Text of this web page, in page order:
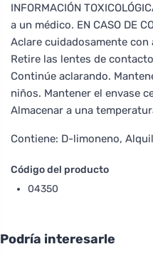
INFORMACIÓN
a un médico. EN CASO DE
Aclare cuidadosamente
Retire las lentes de
Continúe aclarando.
niños. Mantener el envase
Almacenar a una
Contiene: D-limoneno,
Código del producto
04350
Podría interesarle